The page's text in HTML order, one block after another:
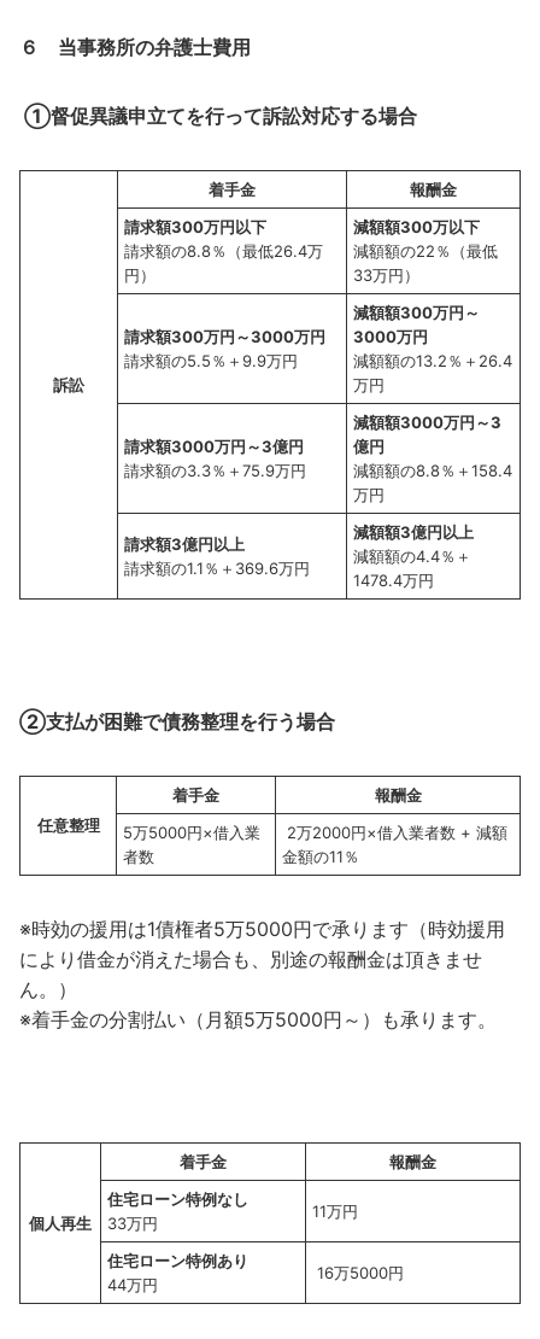
６ 当事務所の弁護士費用
①督促異議申立てを行って訴訟対応する場合
訴訟
着手金
報酬金
請求額300万円以下
請求額の8.8％（最低26.4万
円）
減額額300万以下
減額額の22％（最低
33万円）
請求額300万円～3000万円
請求額の5.5％＋9.9万円
減額額300万円～
3000万円
減額額の13.2％＋26.4
万円
請求額3000万円～3億円
請求額の3.3％＋75.9万円
減額額3000万円～3
億円
減額額の8.8％＋158.4
万円
請求額3億円以上
請求額の1.1％＋369.6万円
減額額3億円以上
減額額の4.4％＋
1478.4万円
②支払が困難で債務整理を行う場合
任意整理
着手金
報酬金
5万5000円×借入業
者数
2万2000円×借入業者数 + 減額
金額の11％
※時効の援用は1債権者5万5000円で承ります（時効援用
により借金が消えた場合も、別途の報酬金は頂きませ
ん。）
※着手金の分割払い（月額5万5000円～）も承ります。
個人再生
着手金
報酬金
住宅ローン特例なし
33万円
11万円
住宅ローン特例あり
44万円
16万5000円